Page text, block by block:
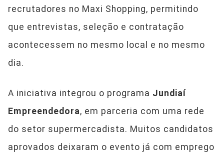
recrutadores no Maxi Shopping, permitindo
que entrevistas, seleção e contratação
acontecessem no mesmo local e no mesmo
dia.
A iniciativa integrou o programa Jundiaí
Empreendedora, em parceria com uma rede
do setor supermercadista. Muitos candidatos
aprovados deixaram o evento já com emprego